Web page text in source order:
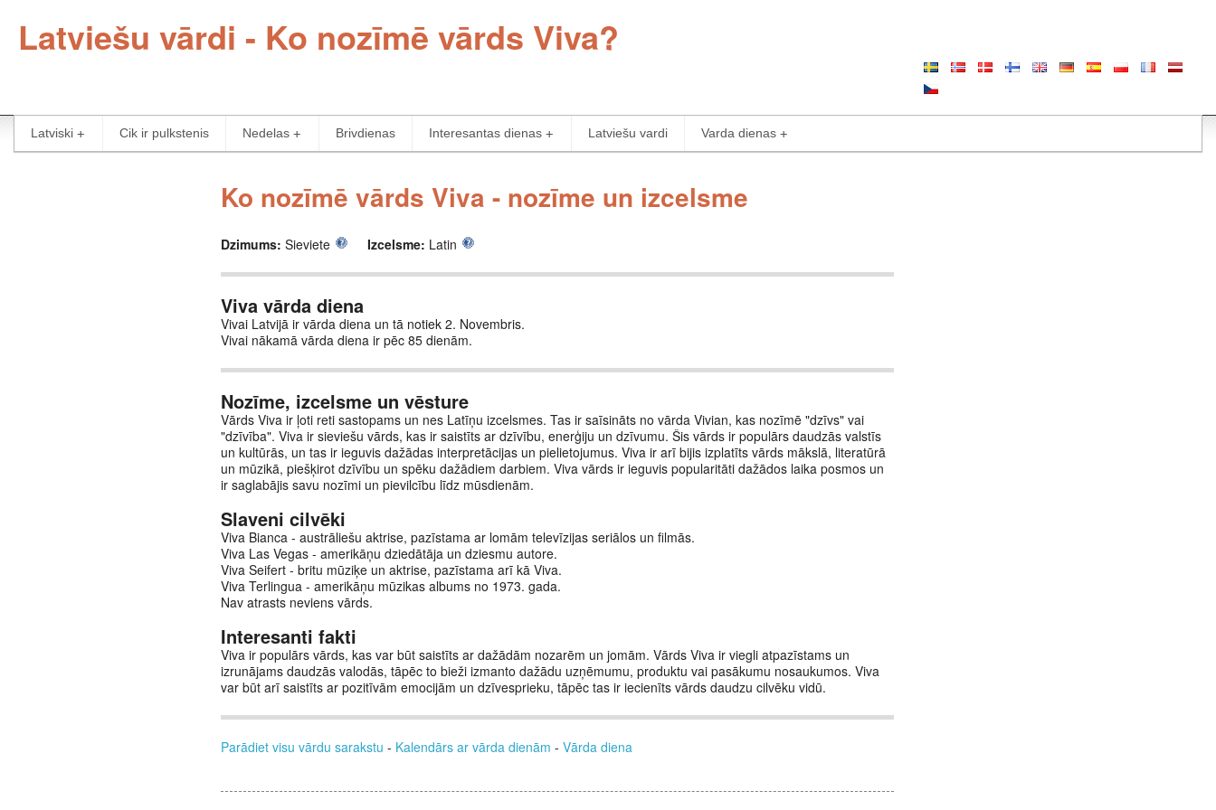
Latviešu vārdi - Ko nozīmē vārds Viva?
Latviski Cik ir pulkstenis Nedelas Brivdienas Interesantas dienas Latviešu vardi Varda dienas
Ko nozīmē vārds Viva - nozīme un izcelsme
Dzimums: Sieviete Izcelsme: Latin
Viva vārda diena
Vivai Latvijā ir vārda diena un tā notiek 2. Novembris.
Vivai nākamā vārda diena ir pēc 85 dienām.
Nozīme, izcelsme un vēsture
Vārds Viva ir ļoti reti sastopams un nes Latīņu izcelsmes. Tas ir saīsināts no vārda Vivian, kas nozīmē "dzīvs" vai
"dzīvība". Viva ir sieviešu vārds, kas ir saistīts ar dzīvību, enerģiju un dzīvumu. Šis vārds ir populārs daudzās valstīs
un kultūrās, un tas ir ieguvis dažādas interpretācijas un pielietojumus. Viva ir arī bijis izplatīts vārds mākslā, literatūrā
un mūzikā, piešķirot dzīvību un spēku dažādiem darbiem. Viva vārds ir ieguvis popularitāti dažādos laika posmos un
ir saglabājis savu nozīmi un pievilcību līdz mūsdienām.
Slaveni cilvēki
Viva Bianca - austrāliešu aktrise, pazīstama ar lomām televīzijas seriālos un filmās.
Viva Las Vegas - amerikāņu dziedātāja un dziesmu autore.
Viva Seifert - britu mūziķe un aktrise, pazīstama arī kā Viva.
Viva Terlingua - amerikāņu mūzikas albums no 1973. gada.
Nav atrasts neviens vārds.
Interesanti fakti
Viva ir populārs vārds, kas var būt saistīts ar dažādām nozarēm un jomām. Vārds Viva ir viegli atpazīstams un
izrunājams daudzās valodās, tāpēc to bieži izmanto dažādu uzņēmumu, produktu vai pasākumu nosaukumos. Viva
var būt arī saistīts ar pozitīvām emocijām un dzīvesprieku, tāpēc tas ir iecienīts vārds daudzu cilvēku vidū.
Parādiet visu vārdu sarakstu - Kalendārs ar vārda dienām - Vārda diena